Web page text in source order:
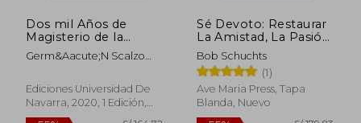
Dos mil Años de
Magisterio de la
Iglesia Sobre la
Familia y el
Germ&Aacute;N Scalzo
Alm&Aacute;Rcegui
Ediciones Universidad De
Navarra, 2020, 1 Edición,
Tapa Blanda, Nuevo
Sé Devoto: Restaurar
La Amistad, La Pasión
Y La Comunión En Tu
Matrimonio
Bob Schuchts
(1)
Ave Maria Press, Tapa
Blanda, Nuevo